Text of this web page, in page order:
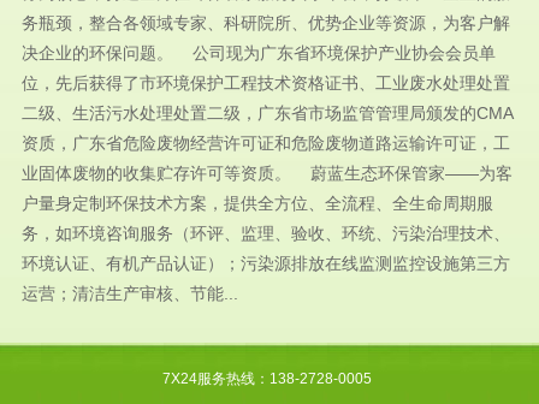
务瓶颈，整合各领域专家、科研院所、优势企业等资源，为客户解
决企业的环保问题。 公司现为广东省环境保护产业协会会员单
位，先后获得了市环境保护工程技术资格证书、工业废水处理处置
二级、生活污水处理处置二级，广东省市场监管管理局颁发的CMA
资质，广东省危险废物经营许可证和危险废物道路运输许可证，工
业固体废物的收集贮存许可等资质。 蔚蓝生态环保管家——为客
户量身定制环保技术方案，提供全方位、全流程、全生命周期服
务，如环境咨询服务（环评、监理、验收、环统、污染治理技术、
环境认证、有机产品认证）；污染源排放在线监测监控设施第三方
运营；清洁生产审核、节能...
7X24服务热线：138-2728-0005